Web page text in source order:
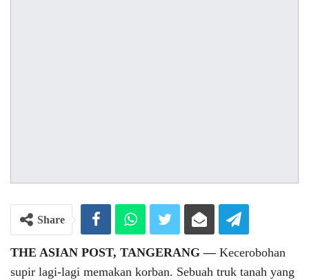
Share
THE ASIAN POST, TANGERANG —Kecerobohan
supir lagi-lagi memakan korban. Sebuah truk tanah yang